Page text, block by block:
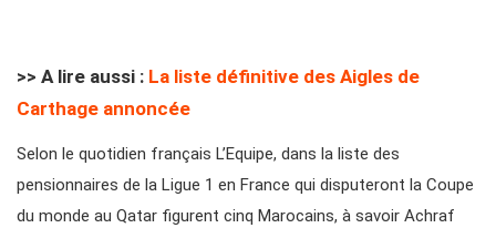
>> A lire aussi : La liste définitive des Aigles de
Carthage annoncée
Selon le quotidien français L’Equipe, dans la liste des
pensionnaires de la Ligue 1 en France qui disputeront la Coupe
du monde au Qatar figurent cinq Marocains, à savoir Achraf